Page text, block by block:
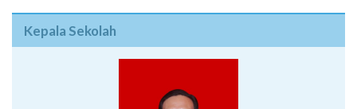
Kepala Sekolah